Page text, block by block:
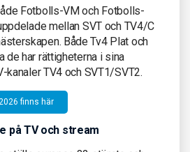
Fotbolls-VM och Fotbolls-
mellan SVT och TV4/C
Både Tv4 Plat och
de har rättigheterna i sina
kanaler TV4 och SVT1/SVT2.
finns här
på TV och stream